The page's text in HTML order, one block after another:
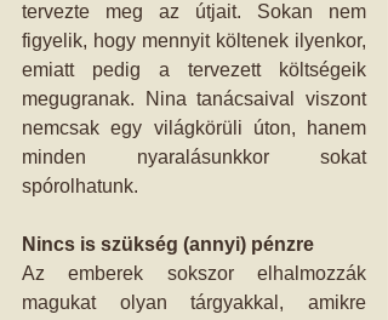
tervezte meg az útjait. Sokan nem
figyelik, hogy mennyit költenek ilyenkor,
emiatt pedig a tervezett költségeik
megugranak. Nina tanácsaival viszont
nemcsak egy világkörüli úton, hanem
minden nyaralásunkkor sokat
spórolhatunk.
Nincs is szükség (annyi) pénzre
Az emberek sokszor elhalmozzák
magukat olyan tárgyakkal, amikre